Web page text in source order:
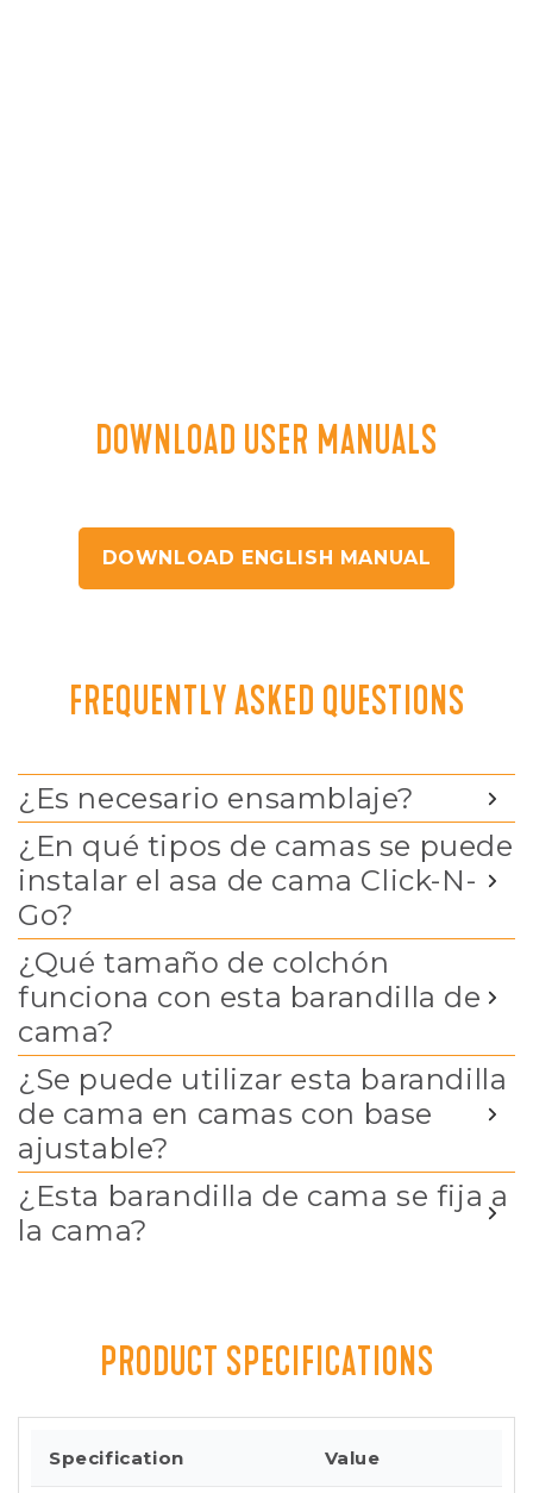
DOWNLOAD USER MANUALS
DOWNLOAD ENGLISH MANUAL
FREQUENTLY ASKED QUESTIONS
¿Es necesario ensamblaje?
¿En qué tipos de camas se puede
instalar el asa de cama Click-N-
Go?
¿Qué tamaño de colchón
funciona con esta barandilla de
cama?
¿Se puede utilizar esta barandilla
de cama en camas con base
ajustable?
¿Esta barandilla de cama se fija a
la cama?
PRODUCT SPECIFICATIONS
Specification Value